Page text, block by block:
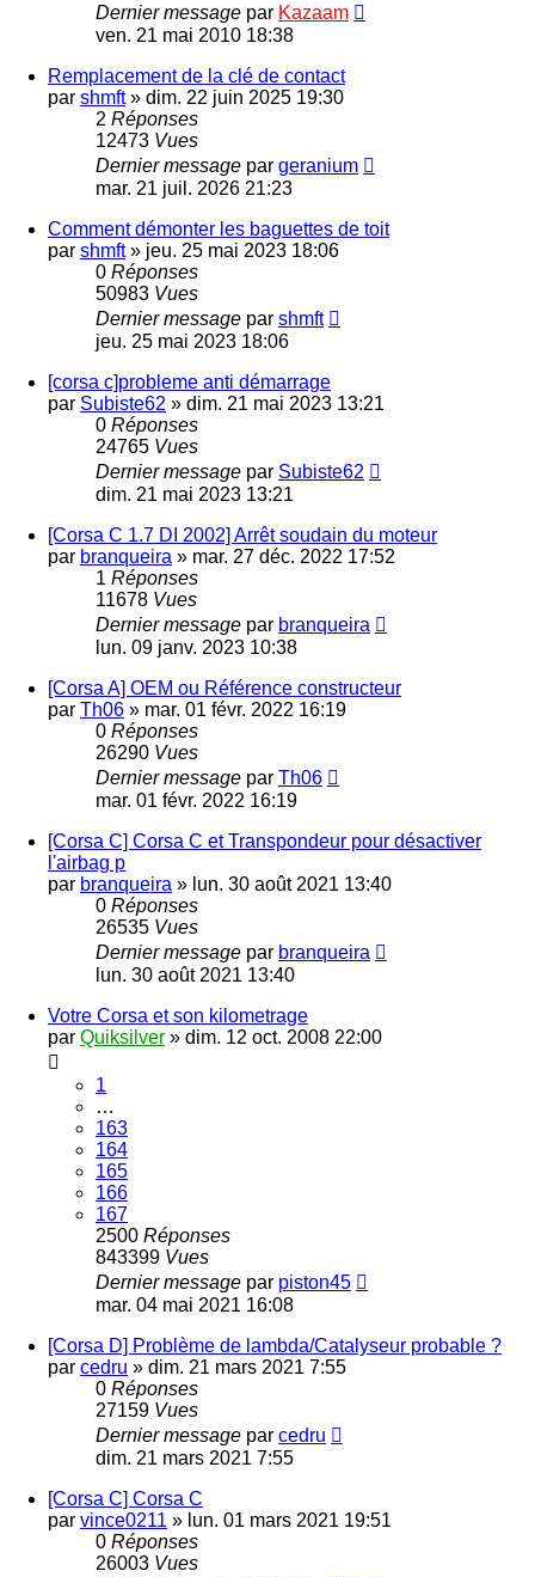
Dernier message par Kazaam
ven. 21 mai 2010 18:38
Remplacement de la clé de contact
par shmft» dim. 22 juin 2025 19:30
2 Réponses
12473 Vues
Dernier message par geranium
mar. 21 juil. 2026 21:23
Comment démonter les baguettes de toit
par shmft» jeu. 25 mai 2023 18:06
0 Réponses
50983 Vues
Dernier message par shmft
jeu. 25 mai 2023 18:06
[corsa c]probleme anti démarrage
par Subiste62 » dim. 21 mai 2023 13:21
0 Réponses
24765 Vues
Dernier message par Subiste62
dim. 21 mai 2023 13:21
[Corsa C 1.7 DI 2002] Arrêt soudain du moteur
par branqueira » mar. 27 déc. 2022 17:52
1 Réponses
11678 Vues
Dernier message par branqueira
lun. 09 janv. 2023 10:38
[Corsa A] OEM ou Référence constructeur
par Th06 » mar. 01 févr. 2022 16:19
0 Réponses
26290 Vues
Dernier message par Th06
mar. 01 févr. 2022 16:19
[Corsa C] Corsa C et Transpondeur pour désactiver
l'airbag p
par branqueira » lun. 30 août 2021 13:40
0 Réponses
26535 Vues
Dernier message par branqueira
lun. 30 août 2021 13:40
Votre Corsa et son kilometrage
par Quiksilver » dim. 12 oct. 2008 22:00
1
…
163
164
165
166
167
2500 Réponses
843399 Vues
Dernier message par piston45
mar. 04 mai 2021 16:08
[Corsa D] Problème de lambda/Catalyseur probable ?
par cedru » dim. 21 mars 2021 7:55
0 Réponses
27159 Vues
Dernier message par cedru
dim. 21 mars 2021 7:55
[Corsa C] Corsa C
par vince0211 » lun. 01 mars 2021 19:51
0 Réponses
26003 Vues